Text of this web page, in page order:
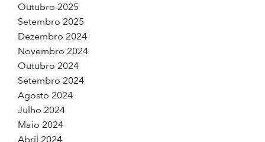
Outubro 2025
Setembro 2025
Dezembro 2024
Novembro 2024
Outubro 2024
Setembro 2024
Agosto 2024
Julho 2024
Maio 2024